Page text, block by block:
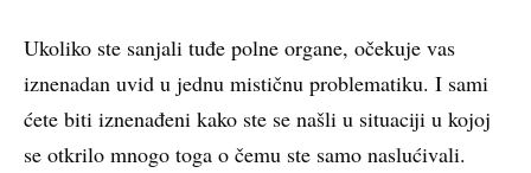
Ukoliko ste sanjali tuđe polne organe, očekuje vas
iznenadan uvid u jednu mističnu problematiku. I sami
ćete biti iznenađeni kako ste se našli u situaciji u kojoj
se otkrilo mnogo toga o čemu ste samo naslućivali.